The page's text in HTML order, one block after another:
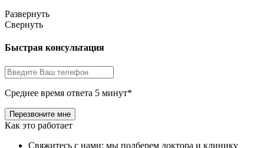
Развернуть
Свернуть
Быстрая консультация
Среднее время ответа 5 минут*
Как это работает
Свяжитесь с нами: мы подберем доктора и клинику